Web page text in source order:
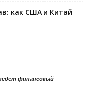
как США и Китай
финансовый